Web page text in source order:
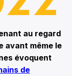
au regard
avant même le
évoquent
de